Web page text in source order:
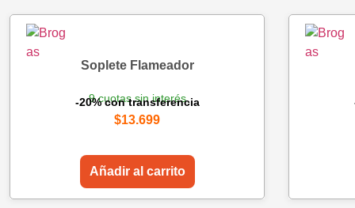
Soplete Flameador
9 cuotas sin interés
-20% con transferencia
$13.699
Añadir al carrito